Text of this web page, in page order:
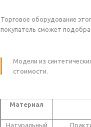
Торговое оборудование
покупатель сможет
Модели из
стоимости.
Материал
Натуральный